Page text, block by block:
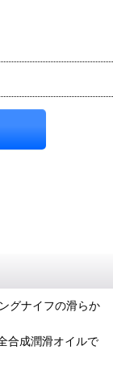
グナイフの滑らか
合成潤滑オイルで